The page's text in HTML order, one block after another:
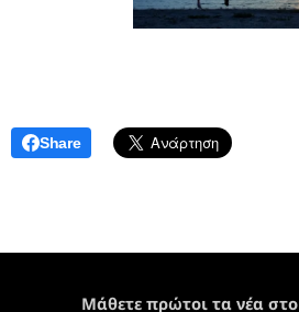
Share
Μάθετε πρώτοι τα νέα στο